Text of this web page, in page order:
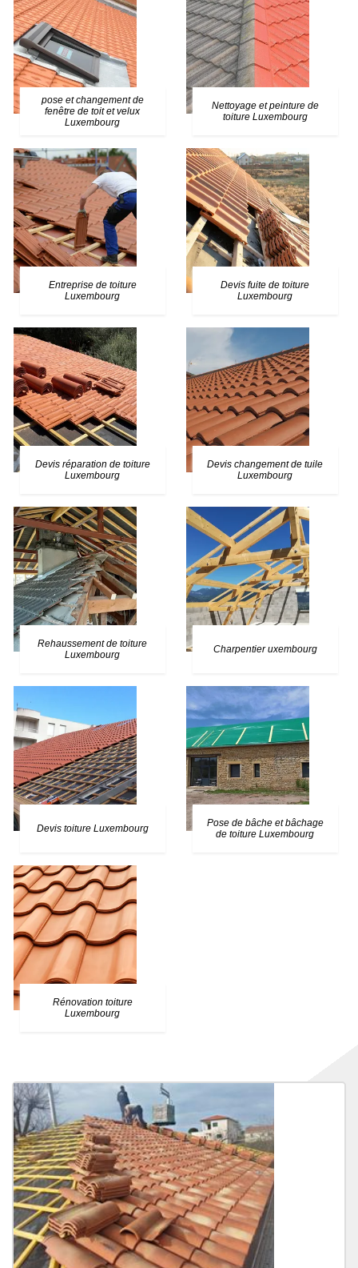
pose et changement de
fenêtre de toit et velux
Luxembourg
Nettoyage et peinture de
toiture Luxembourg
Entreprise de toiture
Luxembourg
Devis fuite de toiture
Luxembourg
Devis réparation de toiture
Luxembourg
Devis changement de tuile
Luxembourg
Rehaussement de toiture
Luxembourg
Charpentier uxembourg
Devis toiture Luxembourg
Pose de bâche et bâchage
de toiture Luxembourg
Rénovation toiture
Luxembourg